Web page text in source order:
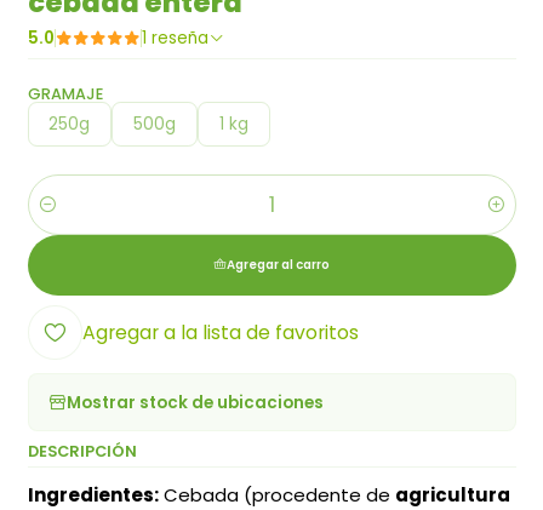
5.0 1 reseña
GRAMAJE
250g 500g 1 kg
Cantidad
Agregar al carro
Agregar a la lista de favoritos
Mostrar stock de ubicaciones
DESCRIPCIÓN
Ingredientes:Cebada (procedente de agricultura